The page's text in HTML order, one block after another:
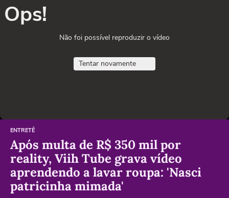
Ops!
Não foi possível reproduzir o vídeo
Tentar novamente
ENTRETÊ
Após multa de R$ 350 mil por
reality, Viih Tube grava vídeo
aprendendo a lavar roupa: 'Nasci
patricinha mimada'